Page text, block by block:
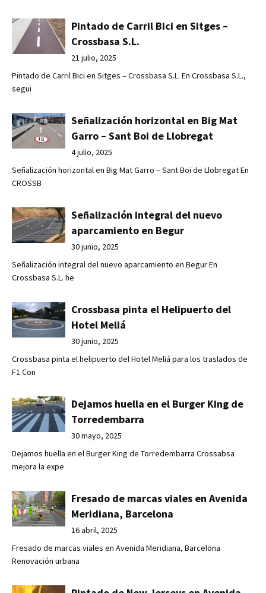
Pintado de Carril Bici en Sitges –
Crossbasa S.L.
21 julio, 2025
Pintado de Carril Bici en Sitges – Crossbasa S.L. En Crossbasa S.L.,
segui
Señalización horizontal en Big Mat
Garro – Sant Boi de Llobregat
4 julio, 2025
Señalización horizontal en Big Mat Garro – Sant Boi de Llobregat En
CROSSB
Señalización integral del nuevo
aparcamiento en Begur
30 junio, 2025
Señalización integral del nuevo aparcamiento en Begur En
Crossbasa S.L. he
Crossbasa pinta el Helipuerto del
Hotel Meliá
30 junio, 2025
Crossbasa pinta el helipuerto del Hotel Meliá para los traslados de
F1 Con
Dejamos huella en el Burger King de
Torredembarra
30 mayo, 2025
Dejamos huella en el Burger King de Torredembarra Crossabsa
mejora la expe
Fresado de marcas viales en Avenida
Meridiana, Barcelona
16 abril, 2025
Fresado de marcas viales en Avenida Meridiana, Barcelona
Renovación urbana